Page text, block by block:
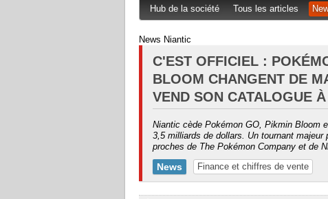
Hub de la société Tous les articles
News Niantic
C'EST OFFICIEL :
BLOOM CHANGENT DE
VEND SON CATALOGUE
Niantic cède Pokémon GO, Pikmin Bloom
3,5 milliards de dollars. Un tournant
proches de The Pokémon Company et de
News Finance et chiffres de vente